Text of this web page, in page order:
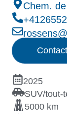
Chem.
Contact
2025
SUV/tout-
5000 km